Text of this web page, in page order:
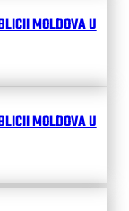
MOLDOVA U
MOLDOVA U